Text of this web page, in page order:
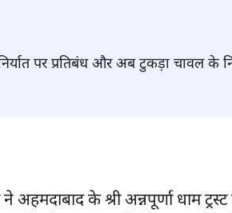
पर प्रतिबंध और अब टुकड़ा चावल के
ने अहमदाबाद के श्री अन्नपूर्णा धाम